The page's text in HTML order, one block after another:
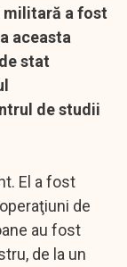
militară a fost
aceasta
stat
de studii
El a fost
de
au fost
de la un